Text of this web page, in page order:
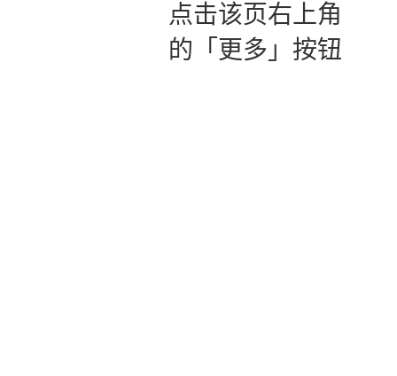
点击该页右上角
的「更多」按钮